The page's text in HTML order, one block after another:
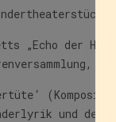
„Echo der
und dem